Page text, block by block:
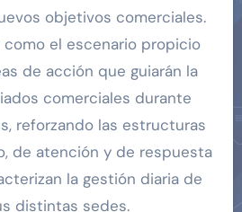
objetivos comerciales.
el escenario propicio
de acción que guiarán la
comerciales durante
reforzando las estructuras
de atención y de respuesta
la gestión diaria de
distintas sedes.